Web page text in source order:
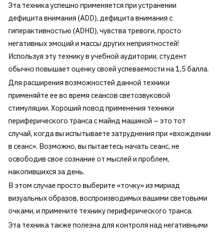
Эта техника успешно применяется при устранении
дефицита внимания (ADD), дефицита внимания с
гиперактивностью (ADHD), чувства тревоги, просто
негативных эмоций и массы других неприятностей!
Используя эту технику в учебной аудитории, студент
обычно повышает оценку своей успеваемости на 1,5 балла.
Для расширения возможностей данной техники
применяйте ее во время сеансов светозвуковой
стимуляции. Хороший повод применения техники
периферического транса с майнд машиной – это тот
случай, когда вы испытываете затруднения при «вхождении
в сеанс». Возможно, вы пытаетесь начать сеанс, не
освободив свое сознание от мыслей и проблем,
накопившихся за день.
В этом случае просто выберите «точку» из мириад
визуальных образов, воспроизводимых вашими световыми
очками, и примените технику периферического транса.
Эта техника также полезна для контроля над негативными